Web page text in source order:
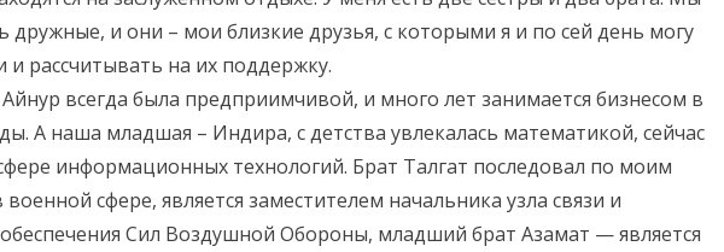
дружные, и они – мои близкие друзья, с которыми я и по сей день могу
и рассчитывать на их поддержку.
всегда была предприимчивой, и много лет занимается бизнесом в
А наша младшая – Индира, с детства увлекалась математикой, сейчас
информационных технологий. Брат Талгат последовал по моим
сфере, является заместителем начальника узла связи и
Сил Воздушной Обороны, младший брат Азамат — является